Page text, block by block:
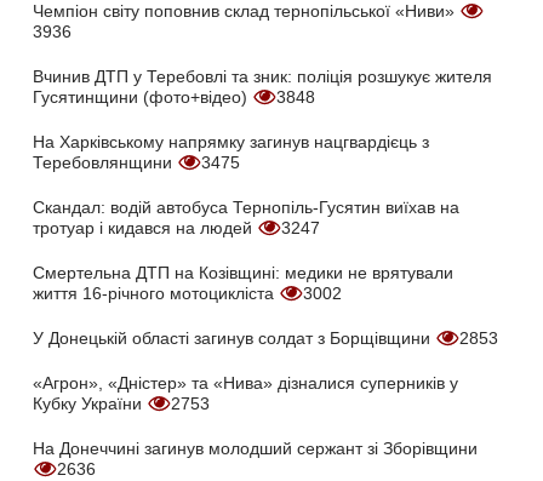
Чемпіон світу поповнив склад тернопільської «Ниви»
3936
Вчинив ДТП у Теребовлі та зник: поліція розшукує жителя
Гусятинщини (фото+відео)
3848
На Харківському напрямку загинув нацгвардієць з
Теребовлянщини
3475
Скандал: водій автобуса Тернопіль-Гусятин виїхав на
тротуар і кидався на людей
3247
Смертельна ДТП на Козівщині: медики не врятували
життя 16-річного мотоцикліста
3002
У Донецькій області загинув солдат з Борщівщини 2853
«Агрон», «Дністер» та «Нива» дізналися суперників у
Кубку України
2753
На Донеччині загинув молодший сержант зі Зборівщини
2636